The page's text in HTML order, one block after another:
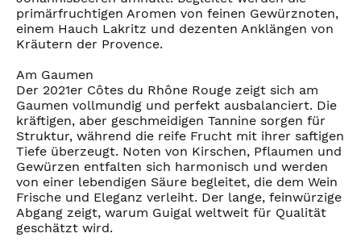
primärfruchtigen Aromen von feinen Gewürznoten,
einem Hauch Lakritz und dezenten Anklängen von
Kräutern der Provence.
Am Gaumen
Der 2021er Côtes du Rhône Rouge zeigt sich am
Gaumen vollmundig und perfekt ausbalanciert. Die
kräftigen, aber geschmeidigen Tannine sorgen für
Struktur, während die reife Frucht mit ihrer saftigen
Tiefe überzeugt. Noten von Kirschen, Pflaumen und
Gewürzen entfalten sich harmonisch und werden
von einer lebendigen Säure begleitet, die dem Wein
Frische und Eleganz verleiht. Der lange, feinwürzige
Abgang zeigt, warum Guigal weltweit für Qualität
geschätzt wird.